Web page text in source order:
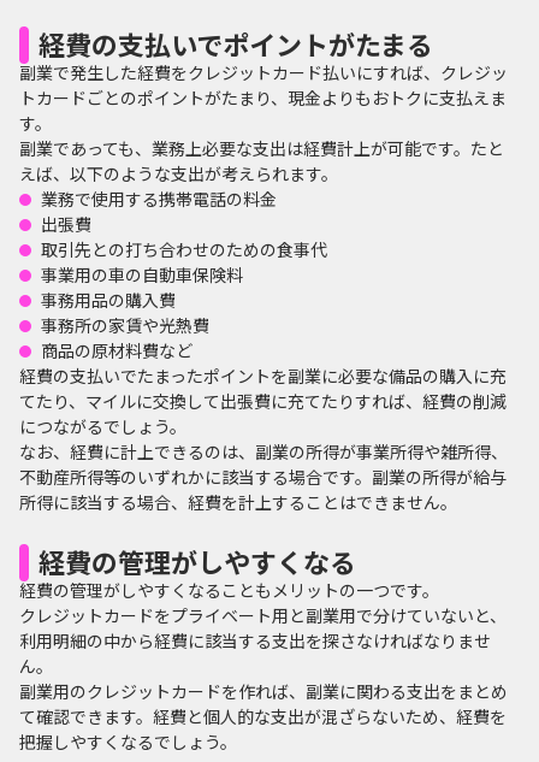
経費の支払いでポイントがたまる
副業で発生した経費をクレジットカード払いにすれば、クレジッ
トカードごとのポイントがたまり、現金よりもおトクに支払えま
す。
副業であっても、業務上必要な支出は経費計上が可能です。たと
えば、以下のような支出が考えられます。
業務で使用する携帯電話の料金
出張費
取引先との打ち合わせのための食事代
事業用の車の自動車保険料
事務用品の購入費
事務所の家賃や光熱費
商品の原材料費など
経費の支払いでたまったポイントを副業に必要な備品の購入に充
てたり、マイルに交換して出張費に充てたりすれば、経費の削減
につながるでしょう。
なお、経費に計上できるのは、副業の所得が事業所得や雑所得、
不動産所得等のいずれかに該当する場合です。副業の所得が給与
所得に該当する場合、経費を計上することはできません。
経費の管理がしやすくなる
経費の管理がしやすくなることもメリットの一つです。
クレジットカードをプライベート用と副業用で分けていないと、
利用明細の中から経費に該当する支出を探さなければなりませ
ん。
副業用のクレジットカードを作れば、副業に関わる支出をまとめ
て確認できます。経費と個人的な支出が混ざらないため、経費を
把握しやすくなるでしょう。